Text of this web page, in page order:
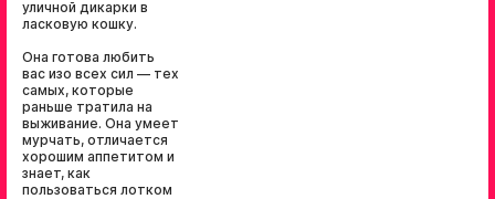
уличной дикарки в
ласковую кошку.
Она готова любить
вас изо всех сил — тех
самых, которые
раньше тратила на
выживание. Она умеет
мурчать, отличается
хорошим аппетитом и
знает, как
пользоваться лотком